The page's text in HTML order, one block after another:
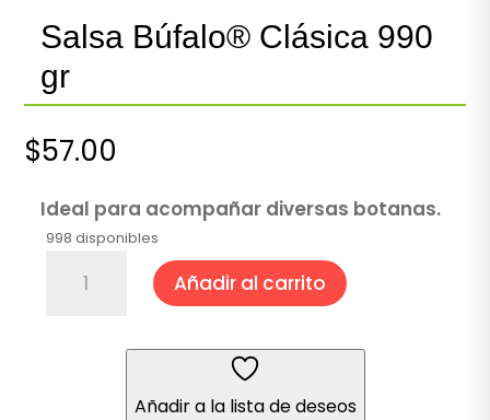
Salsa Búfalo® Clásica 990
gr
$57.00
Ideal para acompañar diversas botanas.
998 disponibles
Búfalo®
Añadir al carrito
Añadir a la lista de deseos